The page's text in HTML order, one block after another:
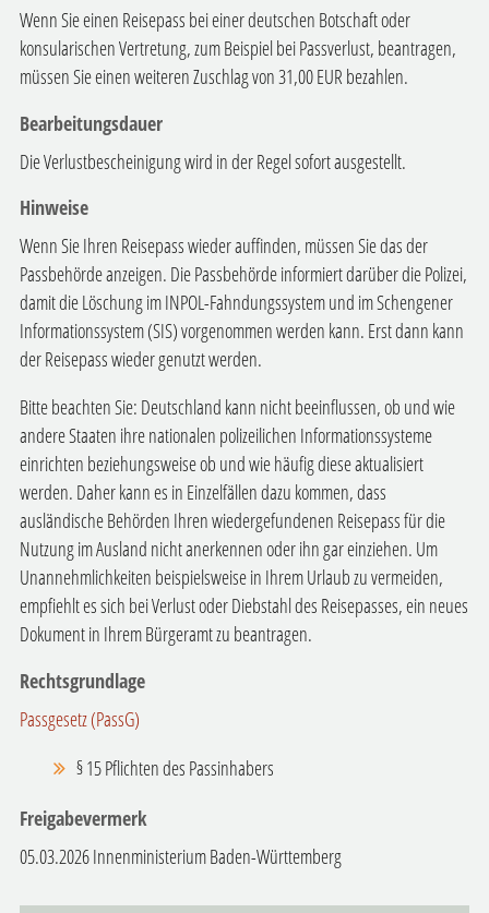
Wenn Sie einen Reisepass bei einer deutschen Botschaft oder
konsularischen Vertretung, zum Beispiel bei Passverlust, beantragen,
müssen Sie einen weiteren Zuschlag von 31,00 EUR bezahlen.
Bearbeitungsdauer
Die Verlustbescheinigung wird in der Regel sofort ausgestellt.
Hinweise
Wenn Sie Ihren Reisepass wieder auffinden, müssen Sie das der
Passbehörde anzeigen. Die Passbehördeinformiert darüber die Polizei,
damit die Löschung imINPOL-Fahndungssystem und im Schengener
Informationssystem (SIS) vorgenommen werden kann. Erst dann kann
der Reisepass wieder genutzt werden.
Bitte beachten Sie: Deutschland kann nicht beeinflussen, ob und wie
andere Staaten ihre nationalen polizeilichen Informationssysteme
einrichten beziehungsweise ob und wie häufig diese aktualisiert
werden. Daher kann es in Einzelfällen dazu kommen, dass
ausländische Behörden Ihren wiedergefundenen Reisepass für die
Nutzung im Ausland nicht anerkennen oder ihn gar einziehen. Um
Unannehmlichkeiten beispielsweise in Ihrem Urlaub zu vermeiden,
empfiehlt es sich bei Verlust oder Diebstahl des Reisepasses, ein neues
Dokument in Ihrem Bürgeramt zu beantragen.
Rechtsgrundlage
Passgesetz (PassG)
§ 15 Pflichten des Passinhabers
Freigabevermerk
05.03.2026 Innenministerium Baden-Württemberg